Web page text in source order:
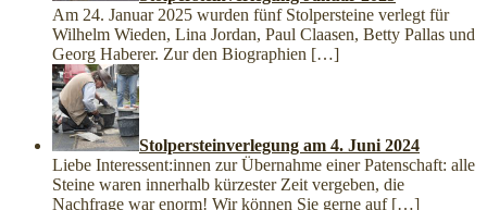
Am 24. Januar 2025 wurden fünf Stolpersteine verlegt für
Wilhelm Wieden, Lina Jordan, Paul Claasen, Betty Pallas und
Georg Haberer. Zur den Biographien […]
Stolpersteinverlegung am 4. Juni 2024
Liebe Interessent:innen zur Übernahme einer Patenschaft: alle
Steine waren innerhalb kürzester Zeit vergeben, die
Nachfrage war enorm! Wir können Sie gerne auf […]